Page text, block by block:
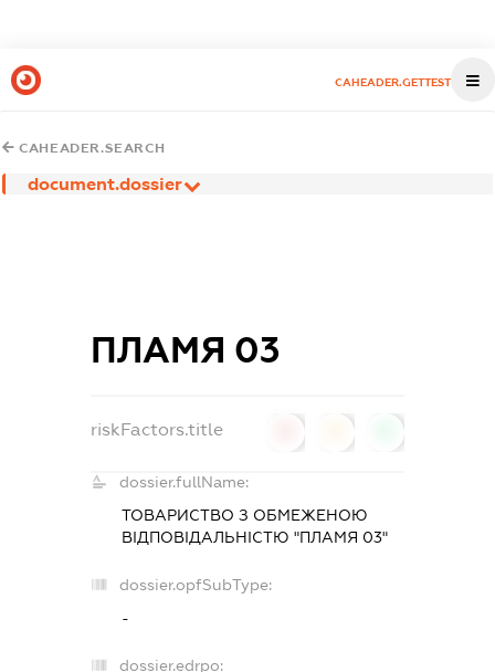
CAHEADER.GETTEST
CAHEADER.SEARCH
document.dossier
ПЛАМЯ 03
riskFactors.title
dossier.fullName:
ТОВАРИСТВО З ОБМЕЖЕНОЮ
ВІДПОВІДАЛЬНІСТЮ "ПЛАМЯ 03"
dossier.opfSubType:
-
dossier.edrpo: